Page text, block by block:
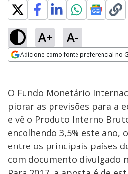
A+ A-
Adicione como fonte preferencial no
O Fundo Monetário
piorar as previsões para a
e vê o Produto Interno
encolhendo 3,5% este ano,
entre os principais países
com documento divulgado